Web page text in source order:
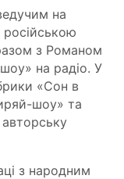
на
російською
з Романом
на радіо. У
«Сон в
шоу» та
з народним